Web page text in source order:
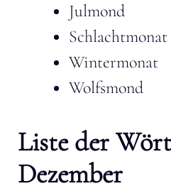
Julmond
Schlachtmonat
Wintermonat
Wolfsmond
Liste der
Dezember